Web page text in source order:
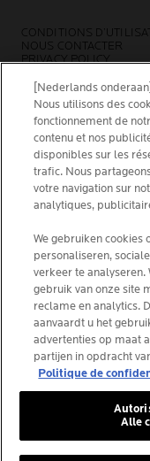
CONDITIONS
NOUS CONTACTER
PRIVACY POLICY
COOKIES POLICY
NEWSLETTER
FOUNDATION LA
CHOISIS TON PAYS
La Roche-Posay
86270 La Roche-Posay
[email protected]
*IQVIA NPA,
Belgique, volume
dermatologues.
© La Roche-Posay
[Nederlands onderaan]
Nous utilisons des
fonctionnement de
contenu et nos
disponibles sur les
trafic. Nous
votre navigation sur
analytiques,
We gebruiken cookies
personaliseren,
verkeer te
gebruik van onze site
reclame en analytics.
aanvaardt u het
advertenties op maat
partijen in opdracht
Politique de
Alle